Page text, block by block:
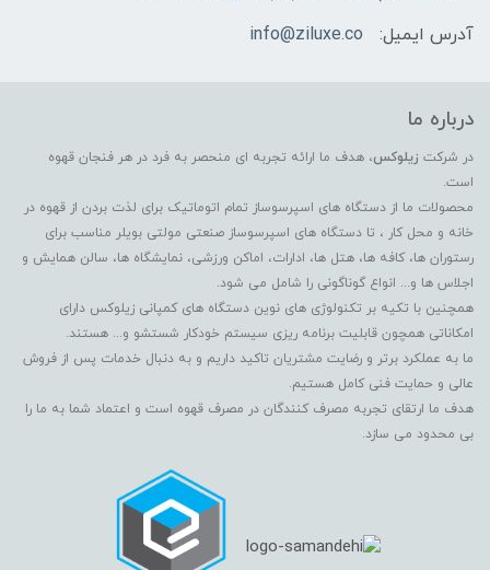
آدرس ایمیل:
info@ziluxe.co
درباره ما
در شرکت زیلوکس، هدف ما ارائه تجربه ای منحصر به فرد در هر فنجان قهوه
است.
محصولات ما از دستگاه های اسپرسوساز تمام اتوماتیک برای لذت بردن از قهوه در
خانه و محل کار ، تا دستگاه های اسپرسوساز صنعتی مولتی بویلر مناسب برای
رستوران ها، کافه ها، هتل ها، ادارات، اماکن ورزشی، نمایشگاه ها، سالن همایش و
اجلاس ها و... انواع گوناگونی را شامل می شود.
همچنین با تکیه بر تکنولوژی های نوین دستگاه های کمپانی زیلوکس دارای
امکاناتی همچون قابلیت برنامه ریزی سیستم خودکار شستشو و... هستند.
ما به عملکرد برتر و رضایت مشتریان تاکید داریم و به دنبال خدمات پس از فروش
عالی و حمایت فنی کامل هستیم.
هدف ما ارتقای تجربه مصرف کنندگان در مصرف قهوه است و اعتماد شما به ما را
بی محدود می سازد.